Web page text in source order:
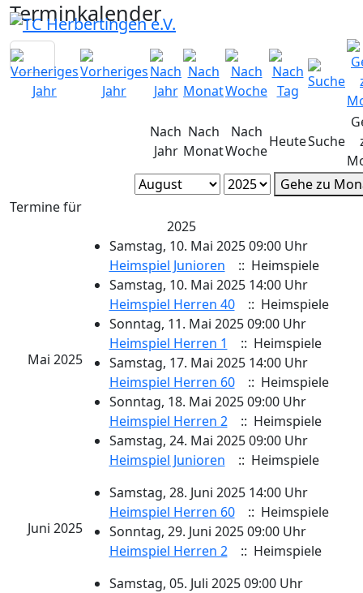
Terminkalender
Nach
Jahr
Nach
Monat
Nach
Woche
HeuteSuche
Gehe zu
Termine für
2025
Mai 2025
Samstag, 10. Mai 2025 09:00 Uhr
Heimspiel Junioren
:: Heimspiele
Samstag, 10. Mai 2025 14:00 Uhr
Heimspiel Herren 40
:: Heimspiele
Sonntag, 11. Mai 2025 09:00 Uhr
Heimspiel Herren 1
:: Heimspiele
Samstag, 17. Mai 2025 14:00 Uhr
Heimspiel Herren 60
:: Heimspiele
Sonntag, 18. Mai 2025 09:00 Uhr
Heimspiel Herren 2
:: Heimspiele
Samstag, 24. Mai 2025 09:00 Uhr
Heimspiel Junioren
:: Heimspiele
Juni 2025
Samstag, 28. Juni 2025 14:00 Uhr
Heimspiel Herren 60
:: Heimspiele
Sonntag, 29. Juni 2025 09:00 Uhr
Heimspiel Herren 2
:: Heimspiele
Samstag, 05. Juli 2025 09:00 Uhr